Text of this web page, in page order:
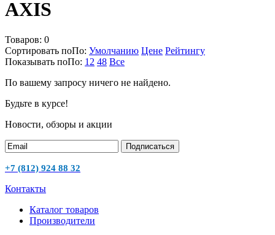
AXIS
Товаров: 0
Сортировать поПо: Умолчанию Цене Рейтингу
Показывать поПо: 12 48 Все
По вашему запросу ничего не найдено.
Будьте в курсе!
Новости, обзоры и акции
Подписаться
+7 (812) 924 88 32
Контакты
Каталог товаров
Производители